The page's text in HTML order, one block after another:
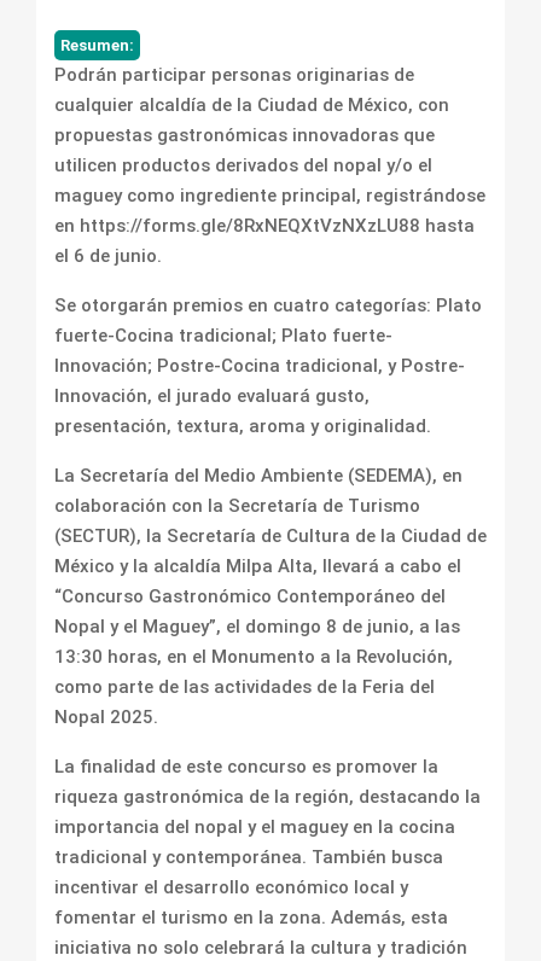
Resumen:
Podrán participar personas originarias de
cualquier alcaldía de la Ciudad de México, con
propuestas gastronómicas innovadoras que
utilicen productos derivados del nopal y/o el
maguey como ingrediente principal, registrándose
en https://forms.gle/8RxNEQXtVzNXzLU88 hasta
el 6 de junio.
Se otorgarán premios en cuatro categorías: Plato
fuerte-Cocina tradicional; Plato fuerte-
Innovación; Postre-Cocina tradicional, y Postre-
Innovación, el jurado evaluará gusto,
presentación, textura, aroma y originalidad.
La Secretaría del Medio Ambiente (SEDEMA), en
colaboración con la Secretaría de Turismo
(SECTUR), la Secretaría de Cultura de la Ciudad de
México y la alcaldía Milpa Alta, llevará a cabo el
“Concurso Gastronómico Contemporáneo del
Nopal y el Maguey”, el domingo 8 de junio, a las
13:30 horas, en el Monumento a la Revolución,
como parte de las actividades de la Feria del
Nopal 2025.
La finalidad de este concurso es promover la
riqueza gastronómica de la región, destacando la
importancia del nopal y el maguey en la cocina
tradicional y contemporánea. También busca
incentivar el desarrollo económico local y
fomentar el turismo en la zona. Además, esta
iniciativa no solo celebrará la cultura y tradición